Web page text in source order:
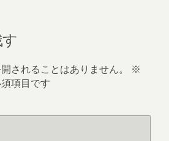
されることはありません。
※
項目です